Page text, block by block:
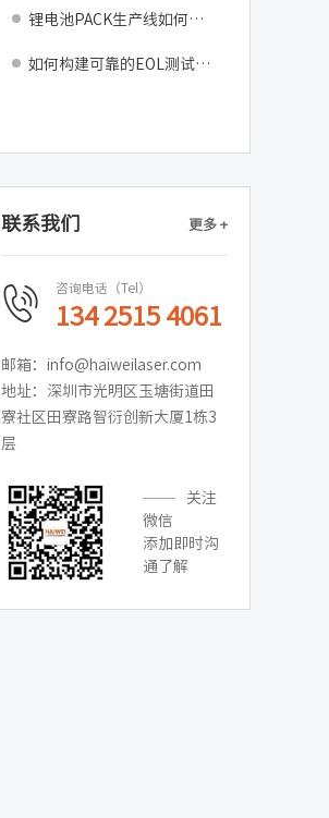
锂电池PACK生产线如何解决电芯分选配组效率低的瓶颈？
如何构建可靠的EOL测试系统？锂电池pack组装线最终测试站配置指南
联系我们 更多 +
咨询电话（Tel）
134 2515 4061
邮箱：info@haiweilaser.com
地址：深圳市光明区玉塘街道田
寮社区田寮路智衍创新大厦1栋3
层
关注
微信
添加即时沟
通了解